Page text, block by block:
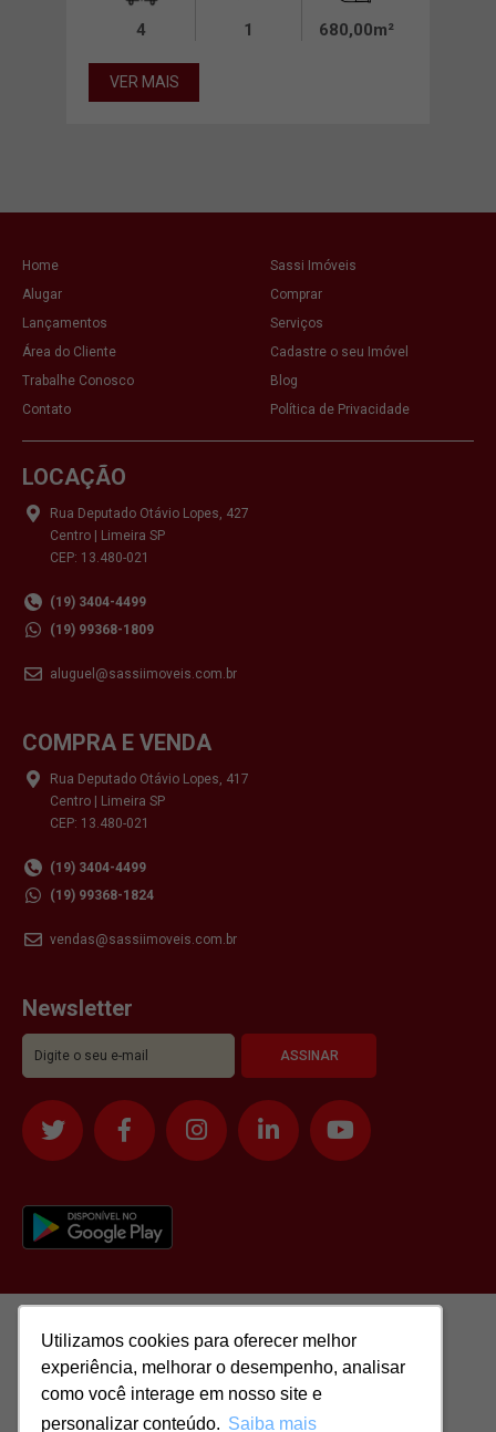
Utilizamos cookies para oferecer melhor
experiência, melhorar o desempenho, analisar
como você interage em nosso site e
personalizar conteúdo. Saiba mais
Utilizamos cookies para oferecer melhor
experiência, melhorar o desempenho, analisar
como você interage em nosso site e
personalizar conteúdo. Saiba mais
4 1 680,00m²
VER MAIS
Home
Sassi Imóveis
Alugar
Comprar
Lançamentos
Serviços
Área do Cliente
Cadastre o seu Imóvel
Trabalhe Conosco
Blog
Contato
Política de Privacidade
LOCAÇÃO
Rua Deputado Otávio Lopes, 427
Centro | Limeira SP
CEP: 13.480-021
(19) 3404-4499
(19) 99368-1809
aluguel@sassiimoveis.com.br
COMPRA E VENDA
Rua Deputado Otávio Lopes, 417
Centro | Limeira SP
CEP: 13.480-021
(19) 3404-4499
(19) 99368-1824
vendas@sassiimoveis.com.br
Newsletter